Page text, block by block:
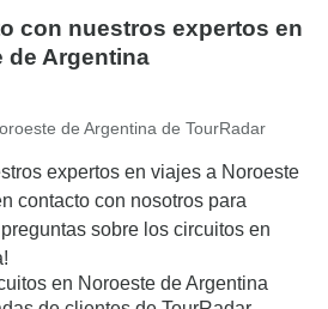
con nuestros expertos en
de Argentina
de Argentina de TourRadar
expertos en viajes a Noroeste
contacto con nosotros para
sobre los circuitos en
en Noroeste de Argentina